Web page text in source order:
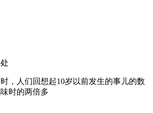
，人们回想起10岁以前发生的事儿的数
时的两倍多